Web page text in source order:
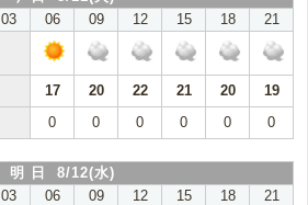
03 06 09 12 15 18
21
17 20 22 21 20
19
0 0 0 0 0 0
明 日 8/12(水)
03 06 09 12 15 18
21